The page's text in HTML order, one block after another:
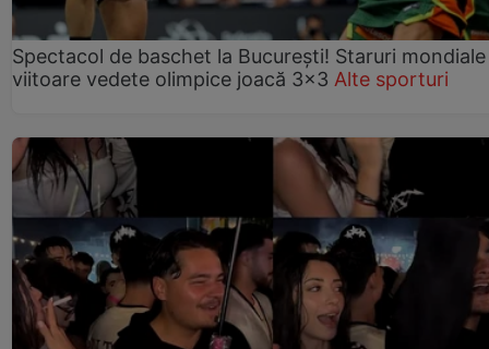
Spectacol de baschet la București! Staruri mondiale
viitoare vedete olimpice joacă 3x3 Alte sporturi